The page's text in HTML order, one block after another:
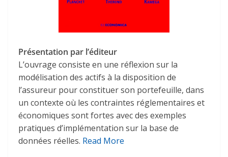
Présentation par l’éditeur
L’ouvrage consiste en une réflexion sur la
modélisation des actifs à la disposition de
l’assureur pour constituer son portefeuille, dans
un contexte où les contraintes réglementaires et
économiques sont fortes avec des exemples
pratiques d’implémentation sur la base de
données réelles. Read More